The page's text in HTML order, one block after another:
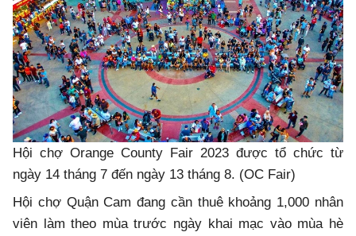
Hội chợ Orange County Fair 2023 được tổ chức từ
ngày 14 tháng 7 đến ngày 13 tháng 8. (OC Fair)
Hội chợ Quận Cam đang cần thuê khoảng 1,000 nhân
viên làm theo mùa trước ngày khai mạc vào mùa hè